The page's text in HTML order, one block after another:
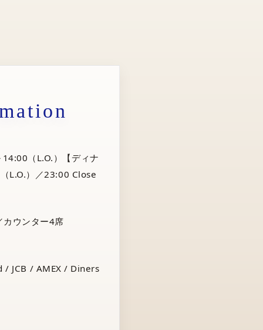
（L.O.）【ディナ
L.O.）／23:00 Close
ウンター4席
/ JCB / AMEX / Diners